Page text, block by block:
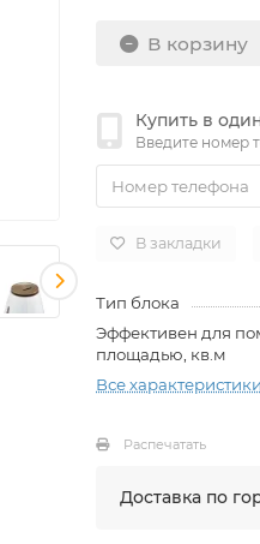
В корзину
Купить в
Введите номер
В закладки
Тип блока
Эффективен для
площадью, кв.м
Все характеристики
Распечатать
Доставка по